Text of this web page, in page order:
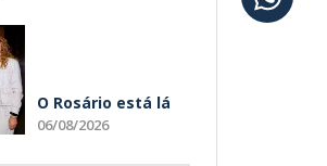
O Rosário está lá
06/08/2026